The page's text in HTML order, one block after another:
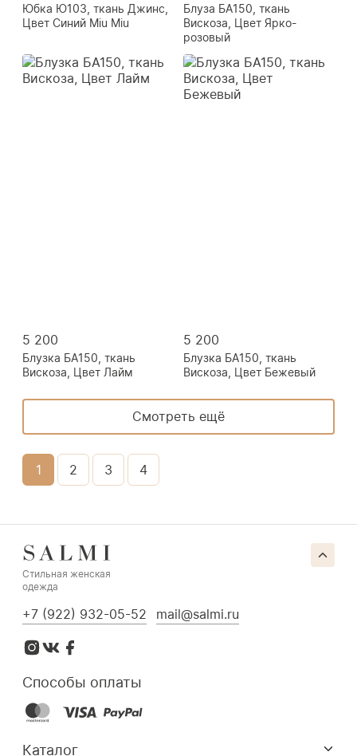
Юбка Ю103, ткань Джинс,
Цвет Синий Miu Miu
Блуза БА150, ткань
Вискоза, Цвет Ярко-
розовый
5 200
Блузка БА150, ткань
Вискоза, Цвет Лайм
5 200
Блузка БА150, ткань
Вискоза, Цвет Бежевый
Смотреть ещё
1 2 3 4
Стильная женская
одежда
+7 (922) 932-05-52 mail@salmi.ru
Способы оплаты
Каталог